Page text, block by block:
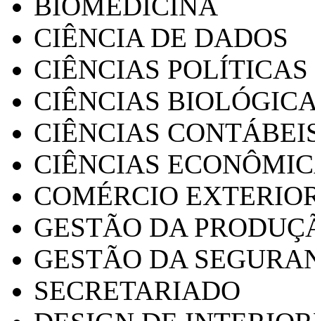
CIÊNCIA DE DADOS
CIÊNCIAS POLÍTICAS
CIÊNCIAS
CIÊNCIAS
CIÊNCIAS
COMÉRCIO
GESTÃO DA
GESTÃO DA
SECRETARIADO